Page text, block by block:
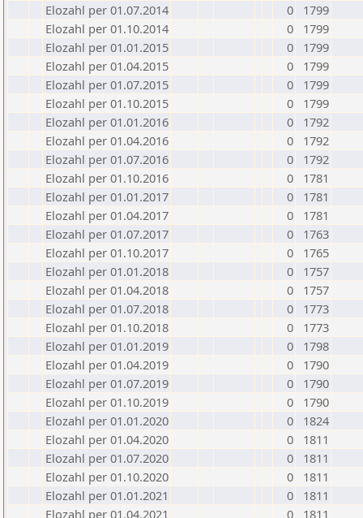
Elozahl per 01.07.2014
0
1799
Elozahl per 01.10.2014
0
1799
Elozahl per 01.01.2015
0
1799
Elozahl per 01.04.2015
0
1799
Elozahl per 01.07.2015
0
1799
Elozahl per 01.10.2015
0
1799
Elozahl per 01.01.2016
0
1792
Elozahl per 01.04.2016
0
1792
Elozahl per 01.07.2016
0
1792
Elozahl per 01.10.2016
0
1781
Elozahl per 01.01.2017
0
1781
Elozahl per 01.04.2017
0
1781
Elozahl per 01.07.2017
0
1763
Elozahl per 01.10.2017
0
1765
Elozahl per 01.01.2018
0
1757
Elozahl per 01.04.2018
0
1757
Elozahl per 01.07.2018
0
1773
Elozahl per 01.10.2018
0
1773
Elozahl per 01.01.2019
0
1798
Elozahl per 01.04.2019
0
1790
Elozahl per 01.07.2019
0
1790
Elozahl per 01.10.2019
0
1790
Elozahl per 01.01.2020
0
1824
Elozahl per 01.04.2020
0
1811
Elozahl per 01.07.2020
0
1811
Elozahl per 01.10.2020
0
1811
Elozahl per 01.01.2021
0
1811
Elozahl per 01.04.2021
0
1811